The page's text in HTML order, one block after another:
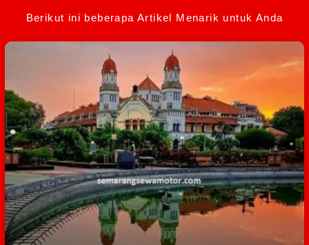
Berikut ini beberapa Artikel Menarik untuk Anda